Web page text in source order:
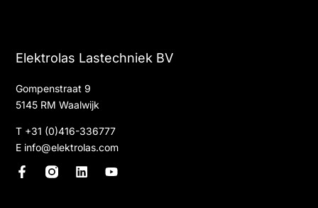
Elektrolas Lastechniek BV
Gompenstraat 9
5145 RM Waalwijk
T +31 (0)416-336777
E info@elektrolas.com
F
L
Y